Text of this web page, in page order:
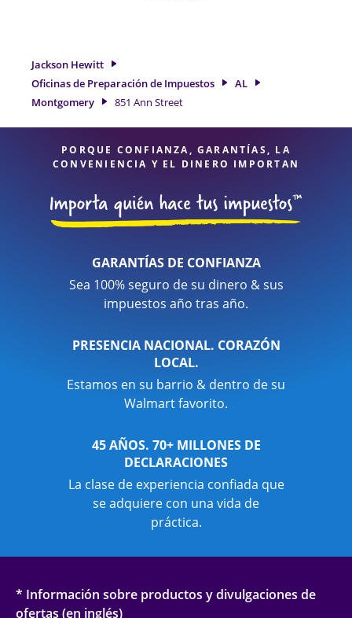
grande. Si necesita servicios de preparación de impuestos
en Montgomery, AL, la ubicación de Jackson Hewitt en 851
Ann Street es una opción excelente. Con nuestros expertos
profesionales de impuestos, atención al detalle y diversidad
Jackson Hewitt
Oficinas de Preparación de Impuestos
AL
Montgomery
851 Ann Street
PORQUE CONFIANZA, GARANTÍAS, LA
CONVENIENCIA Y EL DINERO IMPORTAN
GARANTÍAS DE CONFIANZA
Sea 100% seguro de su dinero & sus
impuestos año tras año.
PRESENCIA NACIONAL. CORAZÓN
LOCAL.
Estamos en su barrio & dentro de su
Walmart favorito.
45 AÑOS. 70+ MILLONES DE
DECLARACIONES
La clase de experiencia confiada que
se adquiere con una vida de
práctica.
* Información sobre productos y divulgaciones de
ofertas (en inglés)